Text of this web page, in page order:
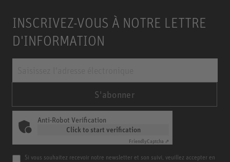
INSCRIVEZ-VOUS À NOTRE LETTRE
D'INFORMATION
S'abonner
Anti-Robot Verification
Click to start verification
FriendlyCaptcha ⇗
Si vous souhaitez recevoir notre newsletter et son suivi, veuillez accepter en